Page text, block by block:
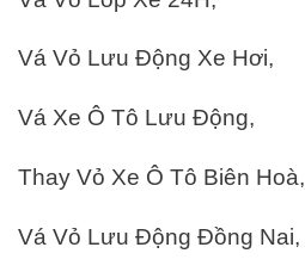
Vá Vỏ Lưu Động Xe Hơi,
Vá Xe Ô Tô Lưu Động,
Thay Vỏ Xe Ô Tô Biên Hoà,
Vá Vỏ Lưu Động Đồng Nai,